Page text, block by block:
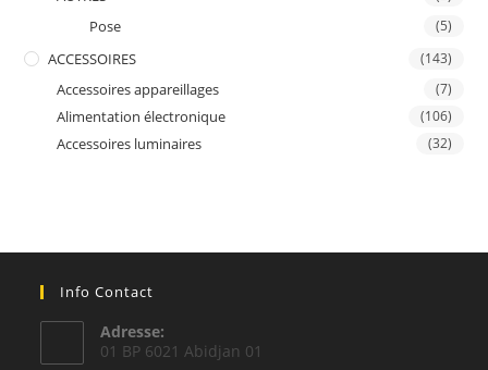
Pose (5)
ACCESSOIRES (143)
Accessoires appareillages (7)
Alimentation électronique (106)
Accessoires luminaires (32)
Info Contact
Adresse:
01 BP 6021 Abidjan 01